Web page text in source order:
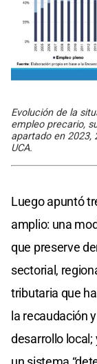
Evolución de la
empleo precario,
apartado en 2023,
UCA.
Luego apuntó
amplio: una
que preserve
sectorial,
tributaria que
la recaudación
desarrollo